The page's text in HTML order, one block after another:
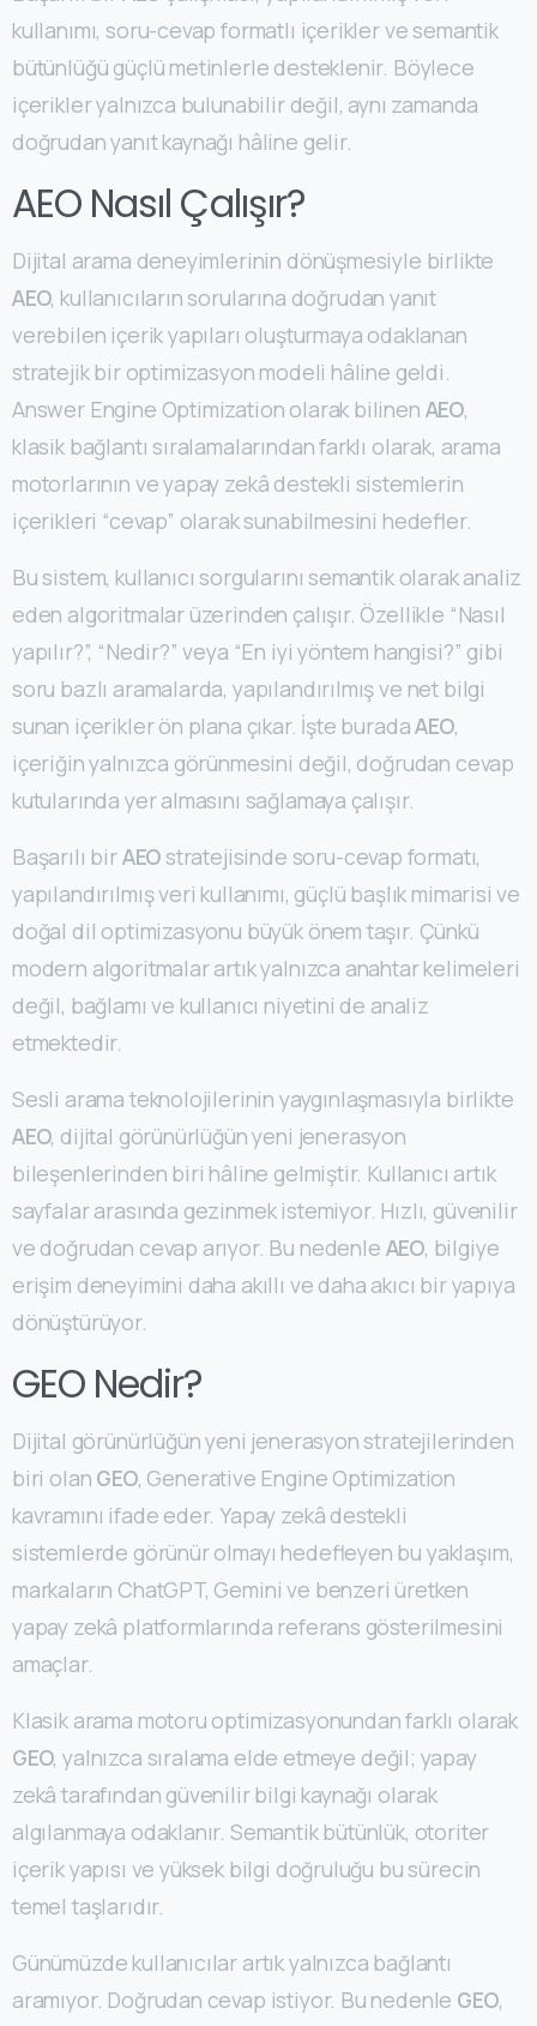
kullanımı, soru-cevap formatlı içerikler ve semantik
bütünlüğü güçlü metinlerle desteklenir. Böylece
içerikler yalnızca bulunabilir değil, aynı zamanda
doğrudan yanıt kaynağı hâline gelir.
AEO Nasıl Çalışır?
Dijital arama deneyimlerinin dönüşmesiyle birlikte
AEO, kullanıcıların sorularına doğrudan yanıt
verebilen içerik yapıları oluşturmaya odaklanan
stratejik bir optimizasyon modeli hâline geldi.
Answer Engine Optimization olarak bilinen AEO,
klasik bağlantı sıralamalarından farklı olarak, arama
motorlarının ve yapay zekâ destekli sistemlerin
içerikleri “cevap” olarak sunabilmesini hedefler.
Bu sistem, kullanıcı sorgularını semantik olarak analiz
eden algoritmalar üzerinden çalışır. Özellikle “Nasıl
yapılır?”, “Nedir?” veya “En iyi yöntem hangisi?” gibi
soru bazlı aramalarda, yapılandırılmış ve net bilgi
sunan içerikler ön plana çıkar. İşte buradaAEO,
içeriğin yalnızca görünmesini değil, doğrudan cevap
kutularında yer almasını sağlamaya çalışır.
Başarılı birAEOstratejisinde soru-cevap formatı,
yapılandırılmış veri kullanımı, güçlü başlık mimarisi ve
doğal dil optimizasyonu büyük önem taşır. Çünkü
modern algoritmalar artık yalnızca anahtar kelimeleri
değil, bağlamı ve kullanıcı niyetini de analiz
etmektedir.
Sesli arama teknolojilerinin yaygınlaşmasıyla birlikte
AEO, dijital görünürlüğün yeni jenerasyon
bileşenlerinden biri hâline gelmiştir. Kullanıcı artık
sayfalar arasında gezinmek istemiyor. Hızlı, güvenilir
ve doğrudan cevap arıyor. Bu nedenle AEO, bilgiye
erişim deneyimini daha akıllı ve daha akıcı bir yapıya
dönüştürüyor.
GEO Nedir?
Dijital görünürlüğün yeni jenerasyon stratejilerinden
biri olan GEO, Generative Engine Optimization
kavramını ifade eder. Yapay zekâ destekli
sistemlerde görünür olmayı hedefleyen bu yaklaşım,
markaların ChatGPT, Gemini ve benzeri üretken
yapay zekâ platformlarında referans gösterilmesini
amaçlar.
Klasik arama motoru optimizasyonundan farklı olarak
GEO, yalnızca sıralama elde etmeye değil; yapay
zekâ tarafından güvenilir bilgi kaynağı olarak
algılanmaya odaklanır. Semantik bütünlük, otoriter
içerik yapısı ve yüksek bilgi doğruluğu bu sürecin
temel taşlarıdır.
Günümüzde kullanıcılar artık yalnızca bağlantı
aramıyor. Doğrudan cevap istiyor. Bu nedenle GEO,